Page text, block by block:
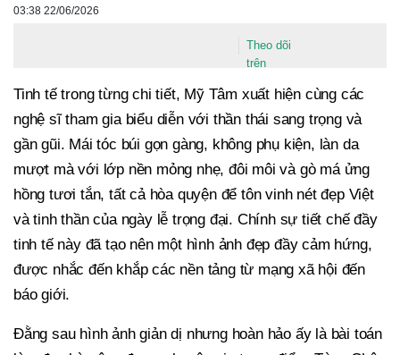
03:38 22/06/2026
Theo dõi
trên
Tinh tế trong từng chi tiết, Mỹ Tâm xuất hiện cùng các
nghệ sĩ tham gia biểu diễn với thần thái sang trọng và
gần gũi. Mái tóc búi gọn gàng, không phụ kiện, làn da
mượt mà với lớp nền mỏng nhẹ, đôi môi và gò má ửng
hồng tươi tắn, tất cả hòa quyện để tôn vinh nét đẹp Việt
và tinh thần của ngày lễ trọng đại. Chính sự tiết chế đầy
tinh tế này đã tạo nên một hình ảnh đẹp đầy cảm hứng,
được nhắc đến khắp các nền tảng từ mạng xã hội đến
báo giới.
Đằng sau hình ảnh giản dị nhưng hoàn hảo ấy là bài toán